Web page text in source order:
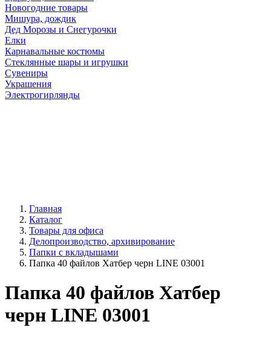
Новогодние товары
Мишура, дождик
Дед Морозы и Снегурочки
Елки
Карнавальные костюмы
Стеклянные шары и игрушки
Сувениры
Украшения
Электрогирлянды
Главная
Каталог
Товары для офиса
Делопроизводство, архивирование
Папки с вкладышами
Папка 40 файлов Хатбер черн LINE 03001
Папка 40 файлов Хатбер
черн LINE 03001